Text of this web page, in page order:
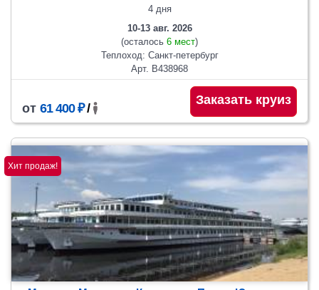
4 дня
10-13 авг. 2026
(осталось 6 мест)
Теплоход: Санкт-петербург
Арт. В438968
от 61 400 ₽/
Заказать круиз
Хит продаж!